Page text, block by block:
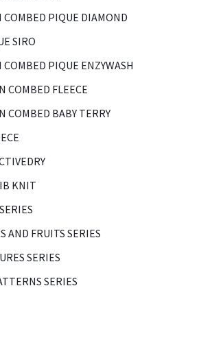
PIQUE DIAMOND
SIRO
PIQUE ENZYWASH
FLEECE
BABY TERRY
KNIT
AND FRUITS SERIES
SERIES
SERIES